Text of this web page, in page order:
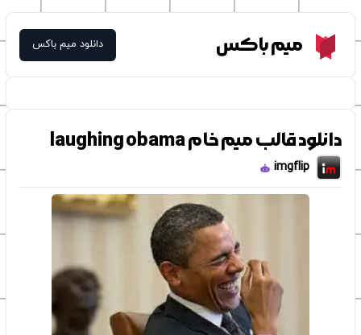
Meme Boxمیم باکس دانلود میم باکس
دانلود قالب میم خام laughing obama
imgflip